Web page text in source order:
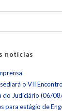
notícias
o VII
do Judiciário (06/
para estágio de